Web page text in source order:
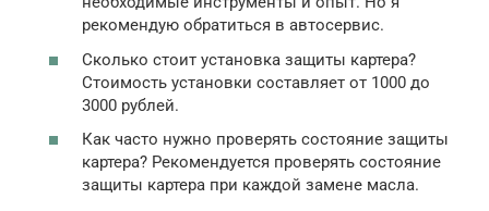
рекомендую обратиться в автосервис.
Сколько стоит установка защиты картера?
Стоимость установки составляет от 1000 до
3000 рублей.
Как часто нужно проверять состояние защиты
картера? Рекомендуется проверять состояние
защиты картера при каждой замене масла.